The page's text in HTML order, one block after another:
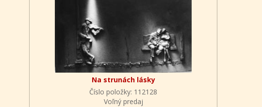
Na strunách lásky
Číslo položky: 112128
Voľný predaj